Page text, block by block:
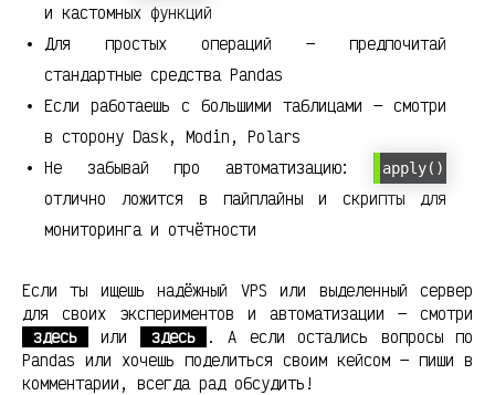
и кастомных функций
Для простых операций — предпочитай
стандартные средства Pandas
Если работаешь с большими таблицами — смотри
в сторону Dask, Modin, Polars
Не забывай про автоматизацию:
apply()
отлично ложится в пайплайны и скрипты для
мониторинга и отчётности
Если ты ищешь надёжный VPS или выделенный сервер
для своих экспериментов и автоматизации — смотри
здесь
или здесь
. А если остались вопросы по
Pandas или хочешь поделиться своим кейсом — пиши в
комментарии, всегда рад обсудить!